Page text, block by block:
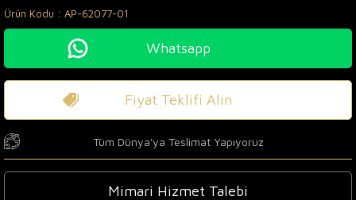
Ürün Kodu : AP-62077-01
Whatsapp
Fiyat Teklifi Alın
Tüm Dünya'ya Teslimat Yapıyoruz
Mimari Hizmet Talebi